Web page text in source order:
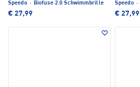
Speedo · Biofuse 2.0 Schwimmbrille
€ 27,99
Speedo ·
€ 27,99